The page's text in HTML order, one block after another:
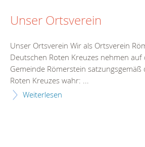
Unser Ortsverein
Unser Ortsverein Wir als Ortsverein
Deutschen Roten Kreuzes nehmen
Gemeinde Römerstein satzungsgemäß
Roten Kreuzes wahr: ...
Weiterlesen